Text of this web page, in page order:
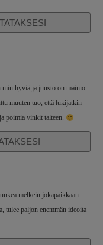
hyviä ja juusto on mainio
muuten tuo, että lukijatkin
poimia vinkit talteen.
melkein jokapaikkaan
tulee paljon enemmän ideoita